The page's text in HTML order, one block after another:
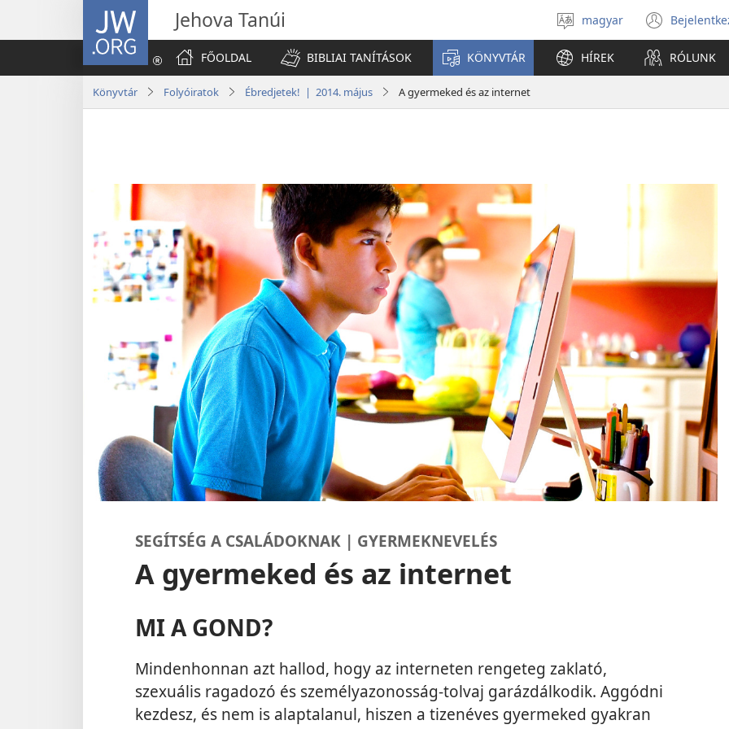
JW.ORG Jehova Tanúi
Válassz
nyelvet
magyar
new
FŐOLDAL
BIBLIAI TANÍTÁSOK KÖNYVTÁR HÍREK RÓLUNK
Könyvtár Folyóiratok Ébredjetek! | 2014. május A gyermeked és az internet
SEGÍTSÉG A CSALÁDOKNAK | GYERMEKNEVELÉS
A gyermeked és az internet
MI A GOND?
Mindenhonnan azt hallod, hogy az interneten rengeteg zaklató,
szexuális ragadozó és személyazonosság-tolvaj garázdálkodik. Aggódni
kezdesz, és nem is alaptalanul, hiszen a tizenéves gyermeked gyakran